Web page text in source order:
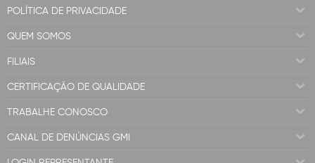
POLÍTICA DE PRIVACIDADE
QUEM SOMOS
FILIAIS
CERTIFICAÇÃO DE QUALIDADE
TRABALHE CONOSCO
CANAL DE DENÚNCIAS GMI